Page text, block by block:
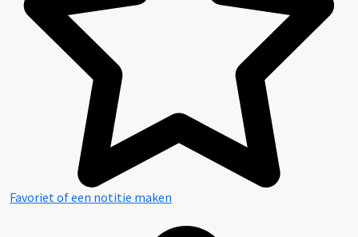
Favoriet of een notitie maken